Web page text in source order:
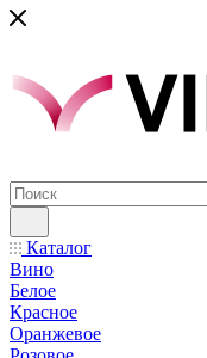
Каталог
Вино
Белое
Красное
Оранжевое